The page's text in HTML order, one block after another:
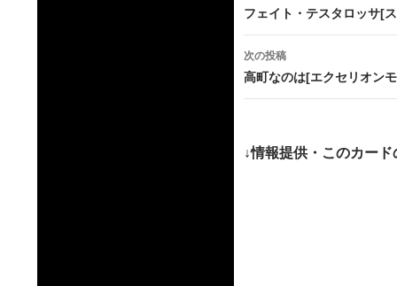
稿
ナ
ビ
ー
フェイト・テスタロッサ[
次の投稿
高町なのは[エクセリオン
↓情報提供・このカー